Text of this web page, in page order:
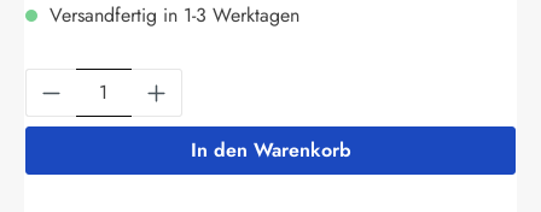
Versandfertig in 1-3 Werktagen
Produkt Anzahl: Gib den gewünschten
In den Warenkorb